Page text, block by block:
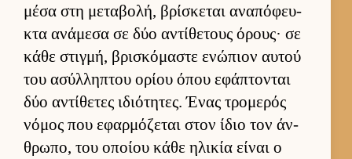
μέσα στη μεταβολή, βρίσκεται αναπόφευ­
κτα ανάμεσα σε δύο αντίθετους όρους· σε
κάθε στιγ­μή, βρισκόμαστε ενώπιον αυ­τού
του ασύλ­ληπτου ορίου όπου εφάπτονται
δύο αντίθετες ιδιότητες. Ένας τρομερός
νόμος που εφαρ­μόζεται στον ίδιο τον άν­
θρωπο, του οποίου κάθε ηλικία εί­ναι ο